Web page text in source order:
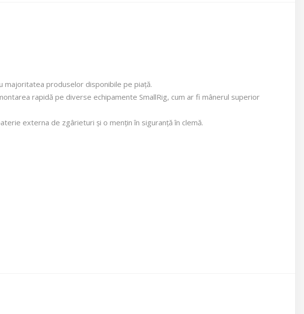
majoritatea produselor disponibile pe piață.
rapidă pe diverse echipamente SmallRig, cum ar fi mânerul superior
externa de zgârieturi și o mențin în siguranță în clemă.